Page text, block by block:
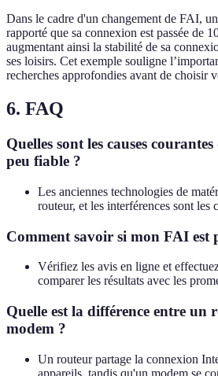
Dans le cadre d'un changement de FAI,
rapporté que sa connexion est passée de
augmentant ainsi la stabilité de sa
ses loisirs. Cet exemple souligne
recherches approfondies avant de choisir
6. FAQ
Quelles sont les causes
peu fiable ?
Les anciennes technologies de
routeur, et les interférences sont les
Comment savoir si mon FAI est
Vérifiez les avis en ligne et
comparer les résultats avec les
Quelle est la différence entre un
modem ?
Un routeur partage la connexion
appareils, tandis qu'un modem se